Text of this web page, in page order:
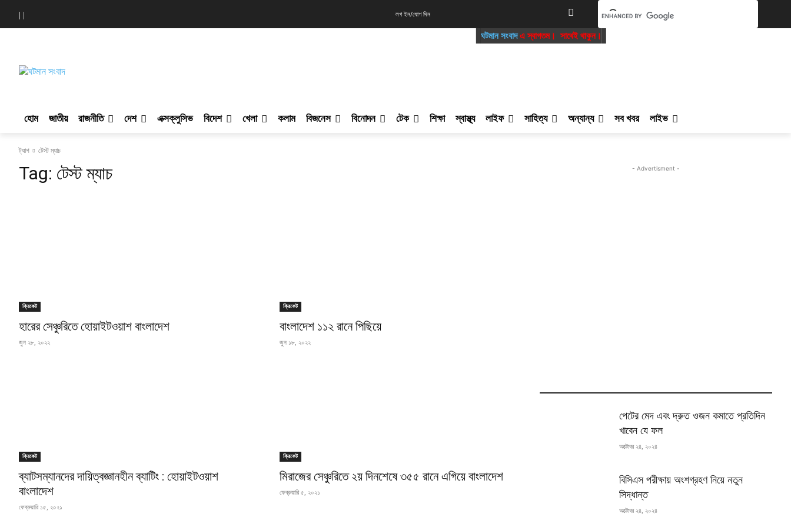
| | লগ ইন/যোগ দিন
ঘটমান সংবাদএ স্বাগতম। সাথেই থাকুন।
হোম জাতীয় রাজনীতি দেশ এক্সক্লুসিভ বিদেশ খেলা কলাম বিজনেস বিনোদন টেক শিক্ষা স্বাস্থ্য লাইফ সাহিত্য অন্যান্য সব খবর লাইভ
ট্যাগ টেস্ট ম্যাচ
Tag: টেস্ট ম্যাচ
ক্রিকেট
হারের সেঞ্চুরিতে হোয়াইটওয়াশ বাংলাদেশ
জুন ২৮, ২০২২
ক্রিকেট
বাংলাদেশ ১১২ রানে পিছিয়ে
জুন ১৮, ২০২২
ক্রিকেট
ব্যাটসম্যানদের দায়িত্বজ্ঞানহীন ব্যাটিং : হোয়াইটওয়াশ
বাংলাদেশ
ফেব্রুয়ারি ১৫, ২০২১
ক্রিকেট
মিরাজের সেঞ্চুরিতে ২য় দিনশেষে ৩৫৫ রানে এগিয়ে বাংলাদেশ
ফেব্রুয়ারি ৫, ২০২১
- Advertisment -
পেটের মেদ এবং দ্রুত ওজন কমাতে প্রতিদিন
খাবেন যে ফল
অক্টোবর ২৪, ২০২৪
বিসিএস পরীক্ষায় অংশগ্রহণ নিয়ে নতুন
সিদ্ধান্ত
অক্টোবর ২৪, ২০২৪